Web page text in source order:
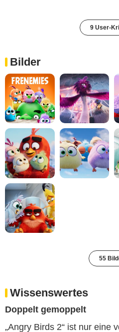
9 User-
Bilder
55
Wissenswertes
Doppelt gemoppelt
„Angry Birds 2“ ist nur eine